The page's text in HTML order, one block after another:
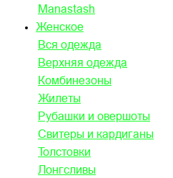
Manastash
Женское
Вся одежда
Верхняя одежда
Комбинезоны
Жилеты
Рубашки и овершоты
Свитеры и кардиганы
Толстовки
Лонгсливы